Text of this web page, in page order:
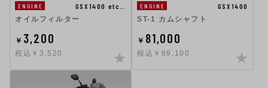
ENGINE
GSX1400 etc…
オイルフィルター
￥ 3,200
税込￥3,520
ENGINE
GSX1400
ST-1 カムシャフト
￥ 81,000
税込￥89,100